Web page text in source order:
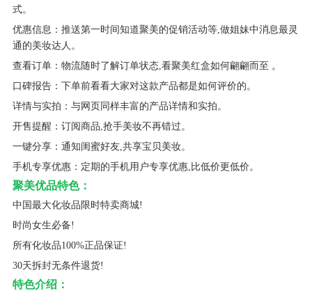
式。
优惠信息：推送第一时间知道聚美的促销活动等,做姐妹中消息最灵
通的美妆达人。
查看订单：物流随时了解订单状态,看聚美红盒如何翩翩而至 。
口碑报告：下单前看看大家对这款产品都是如何评价的。
详情与实拍：与网页同样丰富的产品详情和实拍。
开售提醒：订阅商品,抢手美妆不再错过。
一键分享：通知闺蜜好友,共享宝贝美妆。
手机专享优惠：定期的手机用户专享优惠,比低价更低价。
聚美优品特色：
中国最大化妆品限时特卖商城!
时尚女生必备!
所有化妆品100%正品保证!
30天拆封无条件退货!
特色介绍：